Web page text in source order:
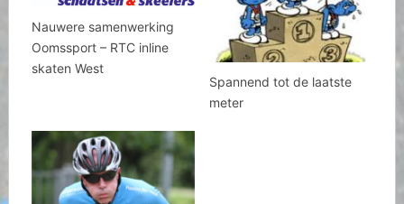
Nauwere samenwerking
Oomssport – RTC inline
skaten West
Spannend tot de laatste
meter